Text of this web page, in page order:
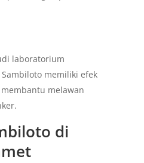
laboratorium
memiliki efek
melawan
di